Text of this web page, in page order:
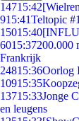
14715:42
915:41Teltopic
15015:40
6015:37200.000
Frankrijk
24815:36Oorlog
10915:35
13715:33Jonge
en leugens